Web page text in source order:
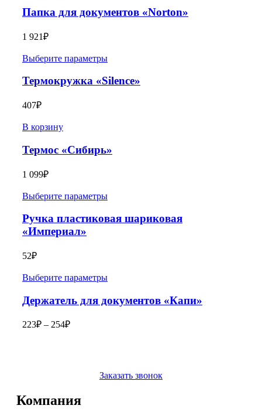
Папка для документов «Norton»
1 921₽
Выберите параметры
Термокружка «Silence»
407₽
В корзину
Термос «Сибирь»
1 099₽
Выберите параметры
Ручка пластиковая шариковая
«Империал»
52₽
Выберите параметры
Держатель для документов «Капи»
223₽ – 254₽
Заказать звонок
Компания